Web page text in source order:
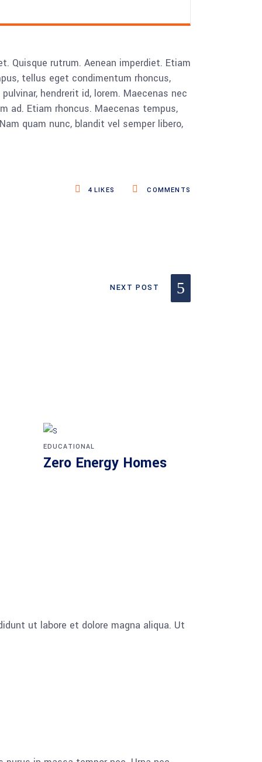
Quisque rutrum. Aenean imperdiet. Etiam
tellus eget condimentum rhoncus,
hendrerit id, lorem. Maecenas nec
ad. Etiam rhoncus. Maecenas tempus,
quam nunc, blandit vel semper libero,
COMMENTS
4LIKES
NEXT POST
EDUCATIONAL
Zero Energy Homes
ut labore et dolore magna aliqua. Ut